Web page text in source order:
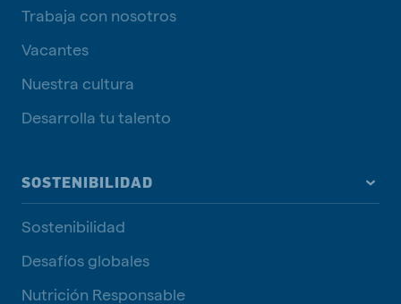
Trabaja con nosotros
Vacantes
Nuestra cultura
Desarrolla tu talento
SOSTENIBILIDAD
Sostenibilidad
Desafíos globales
Nutrición Responsable